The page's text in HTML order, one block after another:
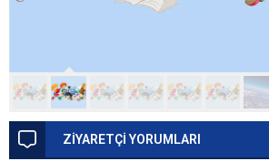
ZİYARETÇİ YORUMLARI